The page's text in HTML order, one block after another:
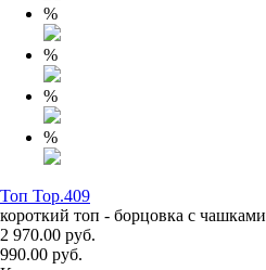
%
%
%
%
Топ Top.409
короткий топ - борцовка с чашками
2 970.00 руб.
990.00 руб.